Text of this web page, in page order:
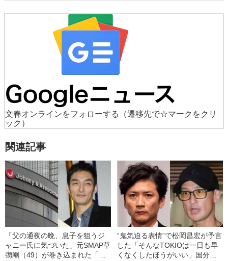
文春オンラインをフォローする
（遷移先で☆マークをクリ
ック）
関連記事
「父の通夜の晩、息子を狙うジ
ャニー氏に気づいた」元SMAP草
彅剛（49）が巻き込まれた「ジ
“鬼気迫る表情”で松岡昌宏が予言
した「そんなTOKIOは一日も早
くなくしたほうがいい」国分太